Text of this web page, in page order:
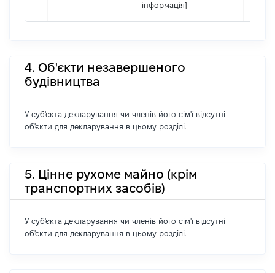
інформація]
4. Об'єкти незавершеного
будівництва
У суб'єкта декларування чи членів його сім'ї відсутні
об'єкти для декларування в цьому розділі.
5. Цінне рухоме майно (крім
транспортних засобів)
У суб'єкта декларування чи членів його сім'ї відсутні
об'єкти для декларування в цьому розділі.